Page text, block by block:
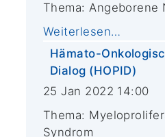
Thema: Angeborene
Weiterlesen…
Hämato-
Dialog (HOPID)
25 Jan 2022 14:00
Thema:
Syndrom